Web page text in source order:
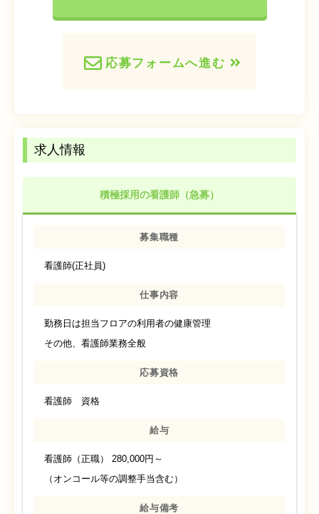
応募フォームへ進む
求人情報
積極採用の看護師（急募）
募集職種
看護師(正社員)
仕事内容
勤務日は担当フロアの利用者の健康管理
その他、看護師業務全般
応募資格
看護師 資格
給与
看護師（正職） 280,000円～
（オンコール等の調整手当含む）
給与備考